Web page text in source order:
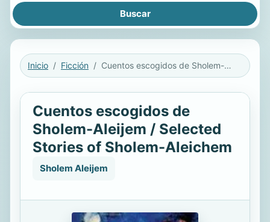
Inicio Ficción Cuentos escogidos de Sholem-Aleijem / Selected Stories of Sholem-Aleichem
Cuentos escogidos de
Sholem-Aleijem / Selected
Stories of Sholem-Aleichem
Sholem Aleijem